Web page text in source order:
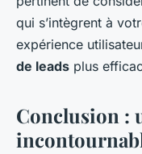
qui s’intègrent à
expérience
de leads plus
Conclusion :